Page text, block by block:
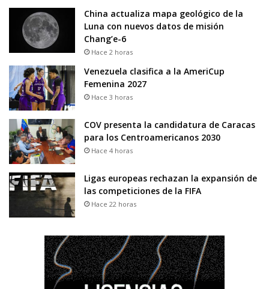
China actualiza mapa geológico de la
Luna con nuevos datos de misión
Chang’e-6
Hace 2 horas
Venezuela clasifica a la AmeriCup
Femenina 2027
Hace 3 horas
COV presenta la candidatura de Caracas
para los Centroamericanos 2030
Hace 4 horas
Ligas europeas rechazan la expansión de
las competiciones de la FIFA
Hace 22 horas